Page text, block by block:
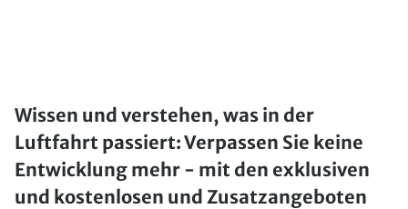
Wissen und verstehen, was in der
Luftfahrt passiert: Verpassen Sie keine
Entwicklung mehr - mit den exklusiven
und kostenlosen und Zusatzangeboten